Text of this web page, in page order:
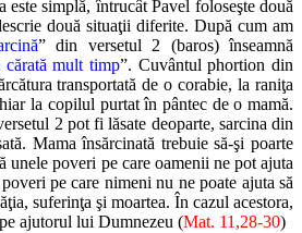
este simplă, întrucât Pavel foloseşte două
două situaţii diferite. După cum am
” din versetul 2 (baros) înseamnă
cărată mult timp”. Cuvântul phortion din
transportată de o corabie, la raniţa
la copilul purtat în pântec de o mamă.
2 pot fi lăsate deoparte, sarcina din
Mama însărcinată trebuie să-şi poarte
unele poveri pe care oamenii ne pot ajuta
pe care nimeni nu ne poate ajuta să
suferinţa şi moartea. În cazul acestora,
ajutorul lui Dumnezeu (Mat. 11,28-30)